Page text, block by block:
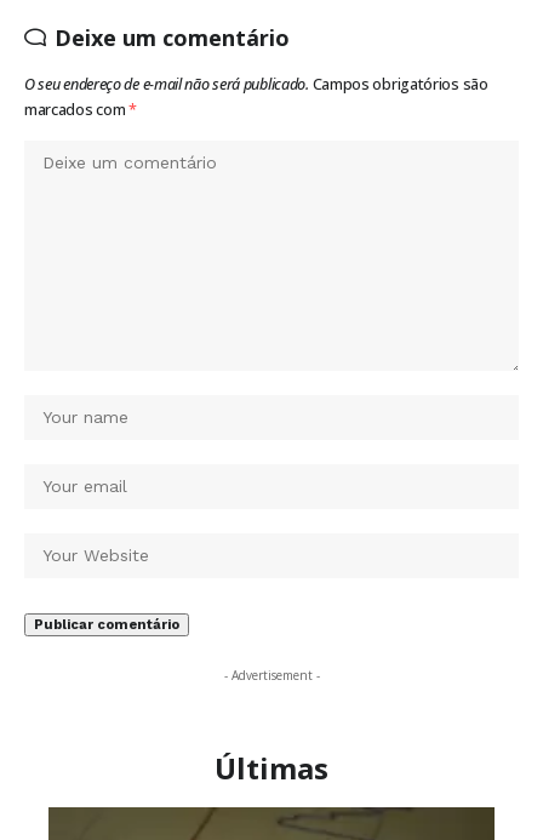
Deixe um comentário
O seu endereço de e-mail não será publicado. Campos obrigatórios são
marcados com*
- Advertisement -
Últimas